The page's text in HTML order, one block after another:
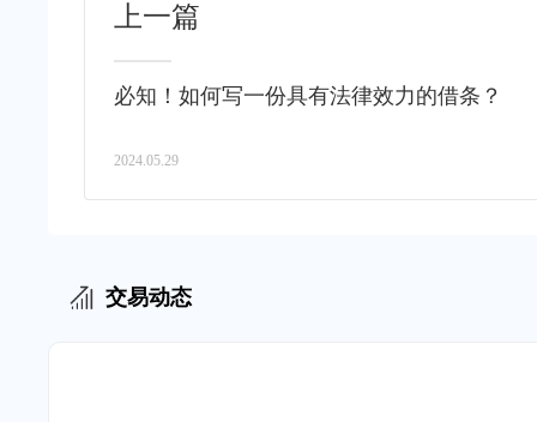
上一篇
必知！如何写一份具有法律效力的借条？
2024.05.29
交易动态